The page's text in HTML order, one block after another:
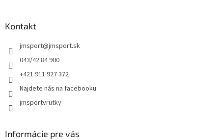
Kontakt
jmsport@jmsport.sk
043/42 84 900
+421 911 927 372
Najdete nás na facebooku
jmsportvrutky
Informácie pre vás